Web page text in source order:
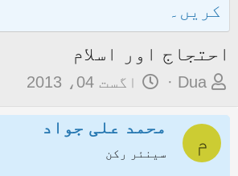
کریں۔
احتجاج اور اسلام
م
ض
و
Dua
ت
ر
اگست 04، 2013
م
محمد علی جواد
سینئر رکن